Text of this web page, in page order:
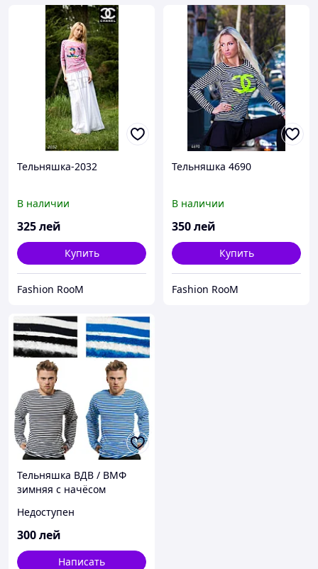
Тельняшка-2032
В наличии
325лей
Купить
Fashion RooM
Тельняшка 4690
В наличии
350лей
Купить
Fashion RooM
Тельняшка ВДВ / ВМФ
зимняя с начёсом
Недоступен
300лей
Написать